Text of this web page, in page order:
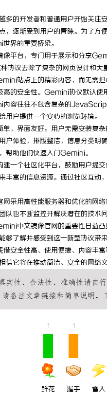
多的开发者和普通用户开始关
，逐渐受到用户的青睐。为了
界的重要桥梁。
像平台，专门用于展示和分享
议去除了复杂的网页设计和大
站点上的精彩内容，而无需
的安全性。Gemini协议默认
容往往不包含复杂的
用户提供一个安心的浏览环境。
，界面友好。用户无需安装复
户体验，排版整洁，信息分类
帮助他们快速入门Gemini。
一个社区化平台，鼓励用户提
丰富的信息资源。通过社区互
采用高性能服务器和优化的网
队也不断监控并解决潜在的技术
中文镜像官网的重要性日益
够了解并感受到这一新型协议带
安全性高、使用便捷、内容丰
信它将在推动简洁、安全的网络
1
鲜花
1
握手 雷人
武汉配眼镜 上海配眼镜